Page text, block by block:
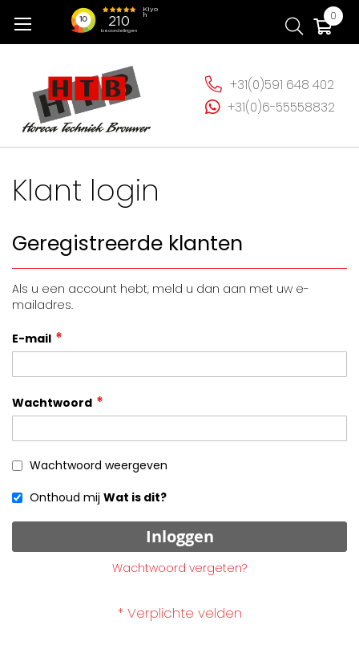
naar
0
+31(0)591 648 402
+31(0)6-55558832
Klant login
Geregistreerde klanten
Als u een account hebt, meld u dan aan met uw e-
mailadres.
E-mail
Wachtwoord
Wachtwoord weergeven
Onthoud mij Wat is dit?
Inloggen
Wachtwoord vergeten?